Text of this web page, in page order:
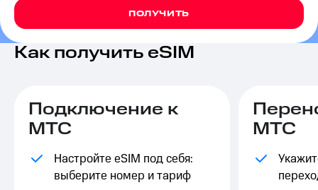
Семейная
Заказать
SIM-
карту
Оформить
eSIM
RED,
дешевле
при
оплате
МТС
Деньги
ПОЛУЧИТЬ
Как получить eSIM
Подключение к
МТС
Настройте eSIM под себя:
выберите номер и тариф
МТС